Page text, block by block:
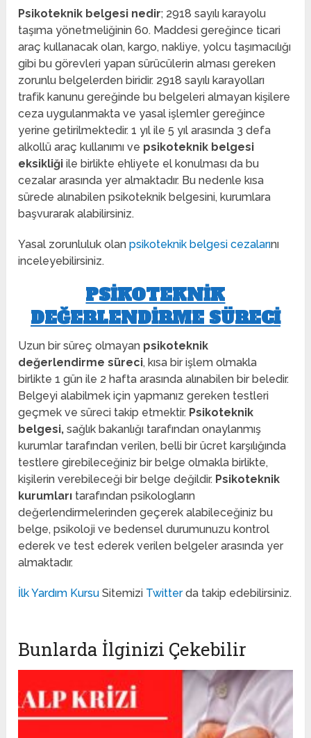
Psikoteknik belgesi nedir; 2918 sayılı karayolu
taşıma yönetmeliğinin 60. Maddesi gereğince ticari
araç kullanacak olan, kargo, nakliye, yolcu taşımacılığı
gibi bu görevleri yapan sürücülerin alması gereken
zorunlu belgelerden biridir. 2918 sayılı karayolları
trafik kanunu gereğinde bu belgeleri almayan kişilere
ceza uygulanmakta ve yasal işlemler gereğince
yerine getirilmektedir. 1 yıl ile 5 yıl arasında 3 defa
alkollü araç kullanımı ve psikoteknik belgesi
eksikliği ile birlikte ehliyete el konulması da bu
cezalar arasında yer almaktadır. Bu nedenle kısa
sürede alınabilen psikoteknik belgesini, kurumlara
başvurarak alabilirsiniz.
Yasal zorunluluk olanpsikoteknik belgesi cezalarını
inceleyebilirsiniz.
PSIKOTEKNIK
DEĞERLENDIRME SÜRECI
Uzun bir süreç olmayan psikoteknik
değerlendirme süreci, kısa bir işlem olmakla
birlikte 1 gün ile 2 hafta arasında alınabilen bir beledir.
Belgeyi alabilmek için yapmanız gereken testleri
geçmek ve süreci takip etmektir. Psikoteknik
belgesi, sağlık bakanlığı tarafından onaylanmış
kurumlar tarafından verilen, belli bir ücret karşılığında
testlere girebileceğiniz bir belge olmakla birlikte,
kişilerin verebileceği bir belge değildir. Psikoteknik
kurumları tarafından psikologların
değerlendirmelerinden geçerek alabileceğiniz bu
belge, psikoloji ve bedensel durumunuzu kontrol
ederek ve test ederek verilen belgeler arasında yer
almaktadır.
İlk Yardım Kursu Sitemizi Twitterda takip edebilirsiniz.
Bunlarda İlginizi Çekebilir